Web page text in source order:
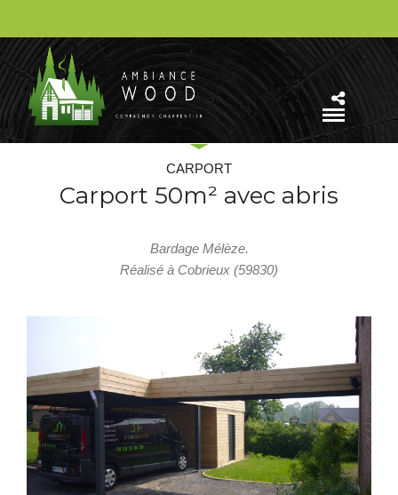
CARPORT
Carport 50m² avec abris
Bardage Mélèze.
Réalisé à Cobrieux (59830)